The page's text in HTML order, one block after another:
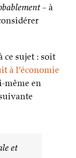
– à
ce sujet : soit
à l’économie
même en
et